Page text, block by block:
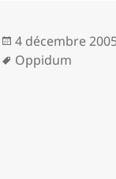
Publié
le
4 décembre
Mots-
clés
Oppidum